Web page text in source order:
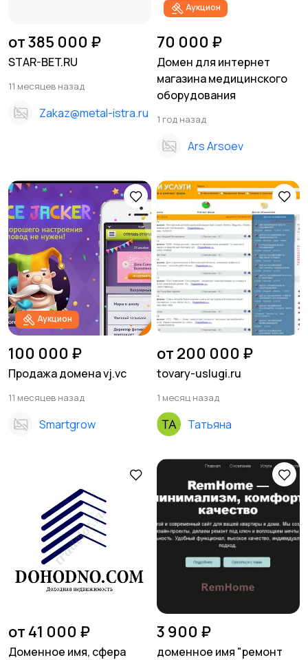
от 385 000 ₽
STAR-BET.RU
11 месяцев назад
Zakaz@metal-istra.ru
Аукцион
70 000 ₽
Домен для интернет
магазина медицинского
оборудования
1 год назад
Ars Arsoev
Аукцион
100 000 ₽
Продажа домена vj.vc
11 месяцев назад
Smartgrow
от 200 000 ₽
tovary-uslugi.ru
1 месяц назад
Татьяна
от 41 000 ₽
Доменное имя, сфера
3 900 ₽
доменное имя "ремонт